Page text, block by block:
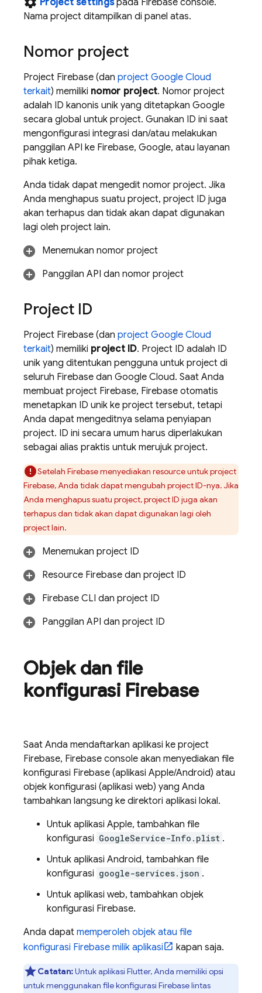
Nama project ditampilkan di panel atas.
Nomor project
Project Firebase (dan project Google Cloud
terkait) memiliki nomor project. Nomor project
adalah ID kanonis unik yang ditetapkan Google
secara global untuk project. Gunakan ID ini saat
mengonfigurasi integrasi dan/atau melakukan
panggilan API ke Firebase, Google, atau layanan
pihak ketiga.
Anda tidak dapat mengedit nomor project. Jika
Anda menghapus suatu project, project ID juga
akan terhapus dan tidak akan dapat digunakan
lagi oleh project lain.
Menemukan nomor project
Panggilan API dan nomor project
Project ID
Project Firebase (dan project Google Cloud
terkait) memiliki project ID. Project ID adalah ID
unik yang ditentukan pengguna untuk project di
seluruh Firebase dan Google Cloud. Saat Anda
membuat project Firebase, Firebase otomatis
menetapkan ID unik ke project tersebut, tetapi
Anda dapat mengeditnya selama penyiapan
project. ID ini secara umum harus diperlakukan
sebagai alias praktis untuk merujuk project.
Setelah Firebase menyediakan resource untuk project
Firebase, Anda tidak dapat mengubah project ID-nya. Jika
Anda menghapus suatu project, project ID juga akan
terhapus dan tidak akan dapat digunakan lagi oleh
project lain.
Menemukan project ID
Resource Firebase dan project ID
Firebase CLI dan project ID
Panggilan API dan project ID
Objek dan file
konfigurasi Firebase
Saat Anda mendaftarkan aplikasi ke project
Firebase, Firebase console akan menyediakan file
konfigurasi Firebase (aplikasi Apple/Android) atau
objek konfigurasi (aplikasi web) yang Anda
tambahkan langsung ke direktori aplikasi lokal.
Untuk aplikasi Apple, tambahkan file
konfigurasi GoogleService-Info.plist .
Untuk aplikasi Android, tambahkan file
konfigurasi google-services.json .
Untuk aplikasi web, tambahkan objek
konfigurasi Firebase.
Anda dapat memperoleh objek atau file
konfigurasi Firebase milik aplikasi
kapan saja.
Catatan:Untuk aplikasi Flutter, Anda memiliki opsi
untuk menggunakan file konfigurasi Firebase lintas